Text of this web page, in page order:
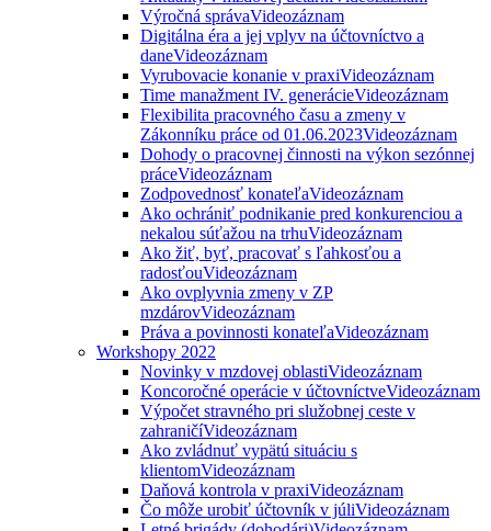
Výročná správaVideozáznam
Digitálna éra a jej vplyv na účtovníctvo a
daneVideozáznam
Vyrubovacie konanie v praxiVideozáznam
Time manažment IV. generácieVideozáznam
Flexibilita pracovného času a zmeny v
Zákonníku práce od 01.06.2023Videozáznam
Dohody o pracovnej činnosti na výkon sezónnej
práceVideozáznam
Zodpovednosť konateľaVideozáznam
Ako ochrániť podnikanie pred konkurenciou a
nekalou súťažou na trhuVideozáznam
Ako žiť, byť, pracovať s ľahkosťou a
radosťouVideozáznam
Ako ovplyvnia zmeny v ZP
mzdárovVideozáznam
Práva a povinnosti konateľaVideozáznam
Workshopy 2022
Novinky v mzdovej oblastiVideozáznam
Koncoročné operácie v účtovníctveVideozáznam
Výpočet stravného pri služobnej ceste v
zahraničíVideozáznam
Ako zvládnuť vypätú situáciu s
klientomVideozáznam
Daňová kontrola v praxiVideozáznam
Čo môže urobiť účtovník v júliVideozáznam